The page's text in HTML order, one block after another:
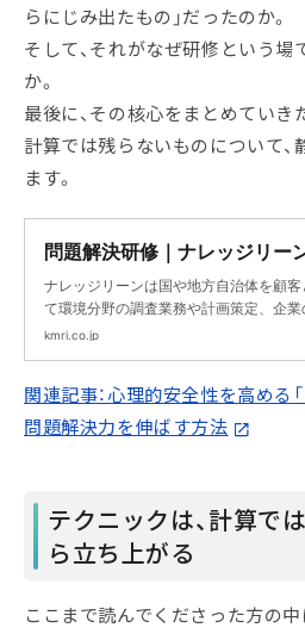
らにじみ出たもの」だったのか。
そして、それがなぜ研修という場
か。
最後に、その核心をまとめていき
計算では残らないものについて
ます。
問題解決研修｜ナレッジリー
ナレッジリーンは国や地方自治体を顧客
て環境分野の調査業務や計画策定、企業
財務分野に対するマネジメントコンサル
kmri.co.jp
関連記事：心理的安全性を高める
問題解決力を伸ばす方法
テクニックは、計算で
ら立ち上がる
ここまで読んでくださった方の